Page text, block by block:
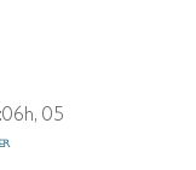
05